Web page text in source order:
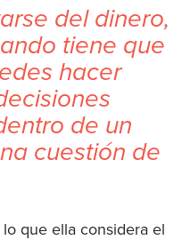
del dinero,
tiene que
hacer
de un
cuestión de
que ella considera el